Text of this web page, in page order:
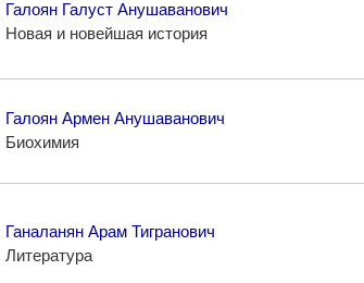
Галоян Галуст Анушаванович
Новая и новейшая история
Галоян Армен Анушаванович
Биохимия
Ганаланян Арам Тигранович
Литература